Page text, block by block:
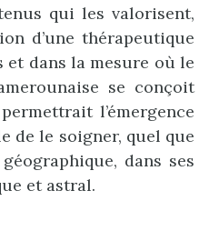
qui les valorisent,
d’une thérapeutique
et dans la mesure où le
se conçoit
l’émergence
de le soigner, quel que
dans ses
et astral.